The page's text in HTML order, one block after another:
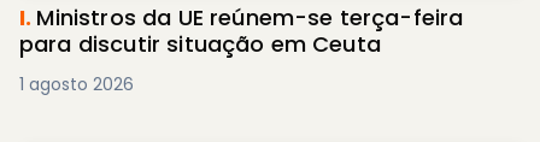
I. Ministros da UE reúnem-se terça-feira
para discutir situação em Ceuta
1 agosto 2026